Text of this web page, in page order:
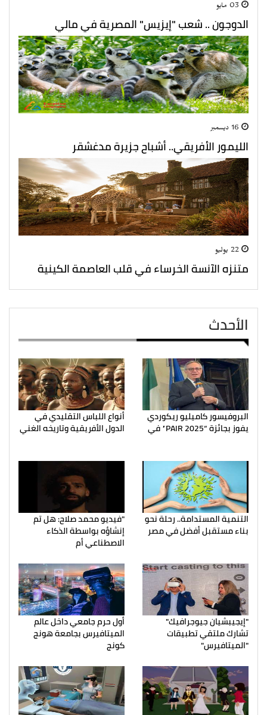
الدوجون .. شعب "إيزيس" المصرية في مالي
الليمور الأفريقي.. أشباح جزيرة مدغشقر
متنزه الآنسة الخرساء في قلب العاصمة الكينية
الأحدث
البروفيسور كاميليو ريكوردي
يفوز بجائزة “PAIR 2025” في
أنواع اللباس التقليدي في
الدول الأفريقية وتاريخه الغني
التنمية المستدامة.. رحلة نحو
بناء مستقبل أفضل في مصر
"فيديو محمد صلاح: هل تم
إنشاؤه بواسطة الذكاء
الاصطناعي أم
"إيجيبشيان جيوجرافيك"
تشارك ملتقي تطبيقات
"الميتافيرس"
أول حرم جامعي داخل عالم
الميتافيرس بجامعة هونج
كونج